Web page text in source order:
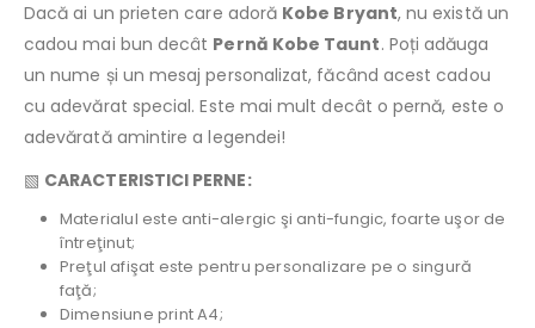
Dacă ai un prieten care adoră Kobe Bryant, nu există un
cadou mai bun decât Pernă Kobe Taunt. Poți adăuga
un nume și un mesaj personalizat, făcând acest cadou
cu adevărat special. Este mai mult decât o pernă, este o
adevărată amintire a legendei!
▧ CARACTERISTICI PERNE:
Materialul este anti-alergic şi anti-fungic, foarte uşor de
întreţinut;
Preţul afişat este pentru personalizare pe o singură
faţă;
Dimensiune print A4;